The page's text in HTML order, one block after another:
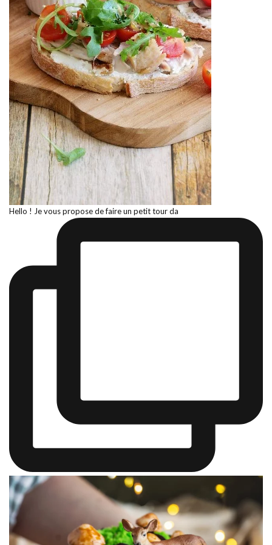
Hello ! Je vous propose de faire un petit tour da